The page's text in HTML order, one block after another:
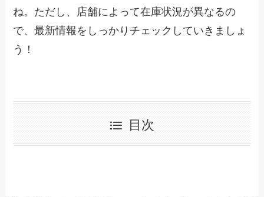
ね。ただし、店舗によって在庫状況が異なるの
で、最新情報をしっかりチェックしていきましょ
う！
目次